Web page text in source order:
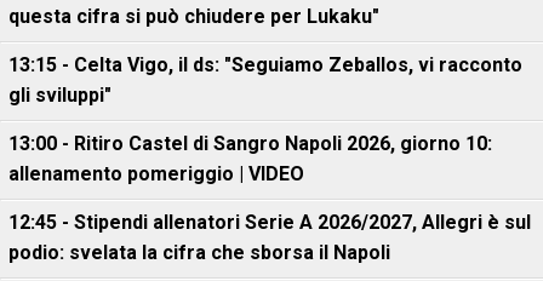
questa cifra si può chiudere per Lukaku"
13:15 - Celta Vigo, il ds: "Seguiamo Zeballos, vi racconto
gli sviluppi"
13:00 - Ritiro Castel di Sangro Napoli 2026, giorno 10:
allenamento pomeriggio | VIDEO
12:45 - Stipendi allenatori Serie A 2026/2027, Allegri è sul
podio: svelata la cifra che sborsa il Napoli